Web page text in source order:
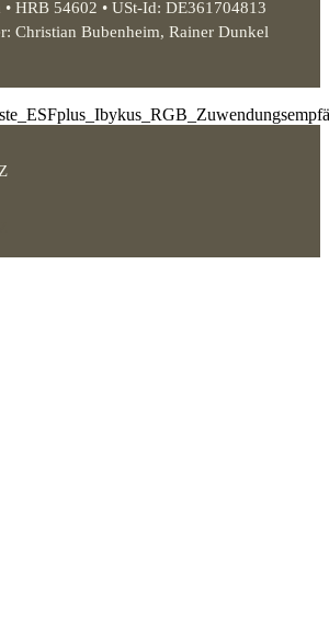
HRB 54602 • USt-Id: DE361704813
Christian Bubenheim, Rainer Dunkel